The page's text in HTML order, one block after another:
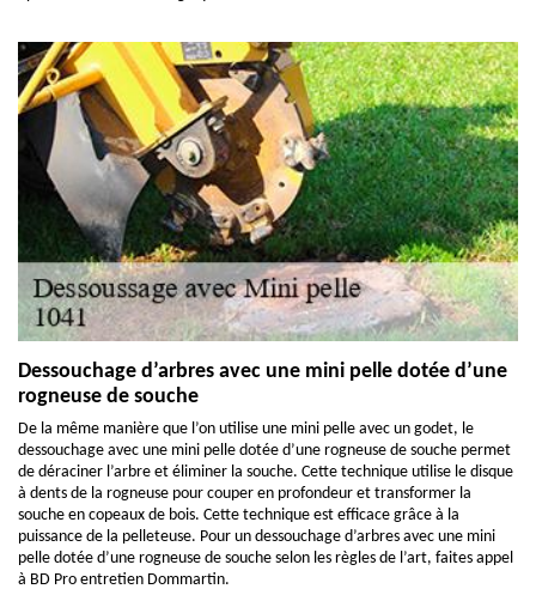
Dessouchage d’arbres avec une mini pelle dotée d’une
rogneuse de souche
De la même manière que l’on utilise une mini pelle avec un godet, le
dessouchage avec une mini pelle dotée d’une rogneuse de souche permet
de déraciner l’arbre et éliminer la souche. Cette technique utilise le disque
à dents de la rogneuse pour couper en profondeur et transformer la
souche en copeaux de bois. Cette technique est efficace grâce à la
puissance de la pelleteuse. Pour un dessouchage d’arbres avec une mini
pelle dotée d’une rogneuse de souche selon les règles de l’art, faites appel
à BD Pro entretien Dommartin.